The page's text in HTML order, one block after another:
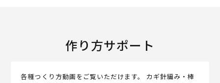
作り方サポート
各種つくり方動画をご覧いただけます。 カギ針編み・棒